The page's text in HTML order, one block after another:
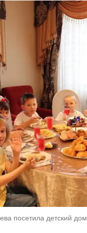
посетила детский